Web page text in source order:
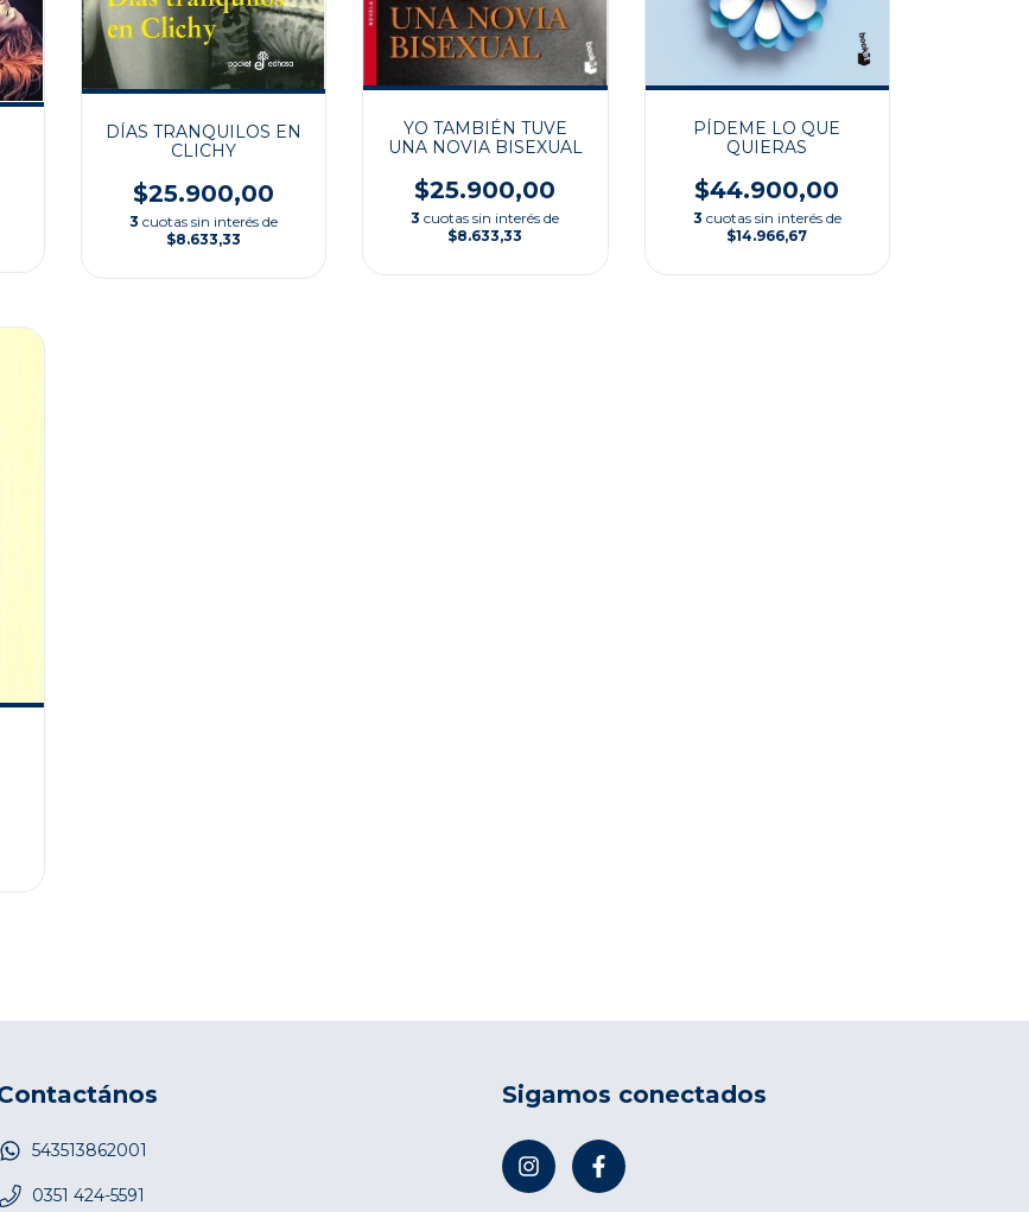
DÍAS TRANQUILOS EN
CLICHY
$25.900,00
3 cuotas sin interés de
$8.633,33
YO TAMBIÉN TUVE
UNA NOVIA BISEXUAL
$25.900,00
3 cuotas sin interés de
$8.633,33
PÍDEME LO QUE
QUIERAS
$44.900,00
3 cuotas sin interés de
$14.966,67
543513862001
0351 424-5591
Sigamos conectados